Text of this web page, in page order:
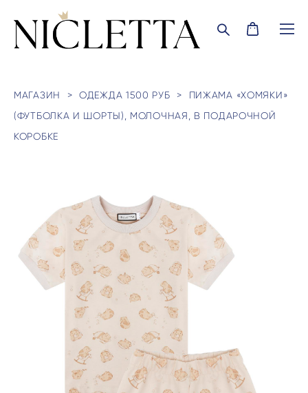
МАГАЗИН > ОДЕЖДА 1500 РУБ >
ПИЖАМА «ХОМЯКИ»
(ФУТБОЛКА И ШОРТЫ), МОЛОЧНАЯ, В ПОДАРОЧНОЙ
КОРОБКЕ